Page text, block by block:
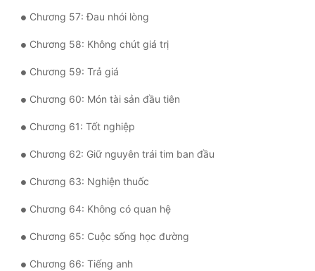
Đẹp HiệpChương 57: Đau nhói lòng
Chương 58: Không chút giá trị
Chương 59: Trả giá
Chương 60: Món tài sản đầu tiên
Chương 61: Tốt nghiệp
Chương 62: Giữ nguyên trái tim ban đầu
Chương 63: Nghiện thuốc
Chương 64: Không có quan hệ
Chương 65: Cuộc sống học đường
Chương 66: Tiếng anh